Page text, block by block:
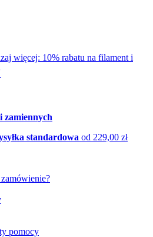
więcej: 10% rabatu na filament i
zamiennych
standardowa od 229,00 zł
pomocy